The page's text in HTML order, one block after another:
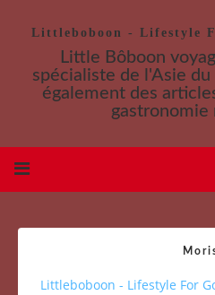
Littleboboon - Lifestyle
Little Bôboon
spécialiste de l'Asie
également des
gastronomie
Littleboboon - Lifestyle For